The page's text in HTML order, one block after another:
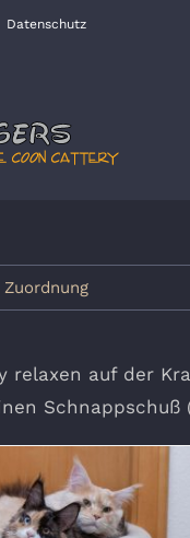
Datenschutz
relaxen auf der
Schnappschuß